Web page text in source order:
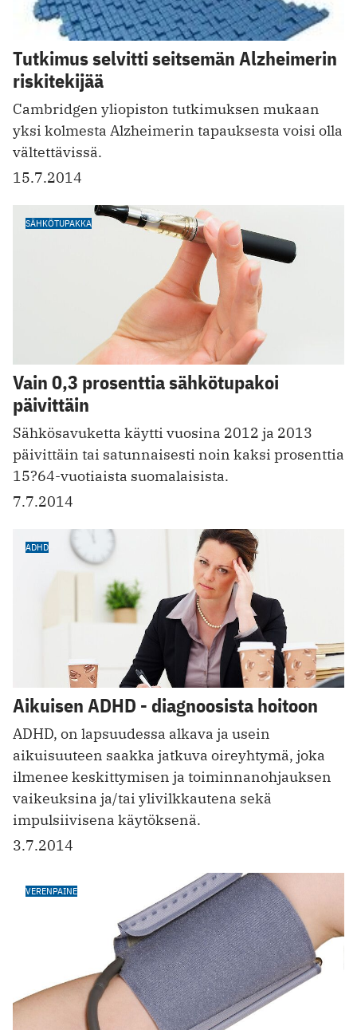
Tutkimus selvitti seitsemän Alzheimerin
riskitekijää
Cambridgen yliopiston tutkimuksen mukaan
yksi kolmesta Alzheimerin tapauksesta voisi olla
vältettävissä.
15.7.2014
SÄHKÖTUPAKKA
Vain 0,3 prosenttia sähkötupakoi
päivittäin
Sähkösavuketta käytti vuosina 2012 ja 2013
päivittäin tai satunnaisesti noin kaksi prosenttia
15?64-vuotiaista suomalaisista.
7.7.2014
ADHD
Aikuisen ADHD - diagnoosista hoitoon
ADHD, on lapsuudessa alkava ja usein
aikuisuuteen saakka jatkuva oireyhtymä, joka
ilmenee keskittymisen ja toiminnanohjauksen
vaikeuksina ja/tai ylivilkkautena sekä
impulsiivisena käytöksenä.
3.7.2014
VERENPAINE